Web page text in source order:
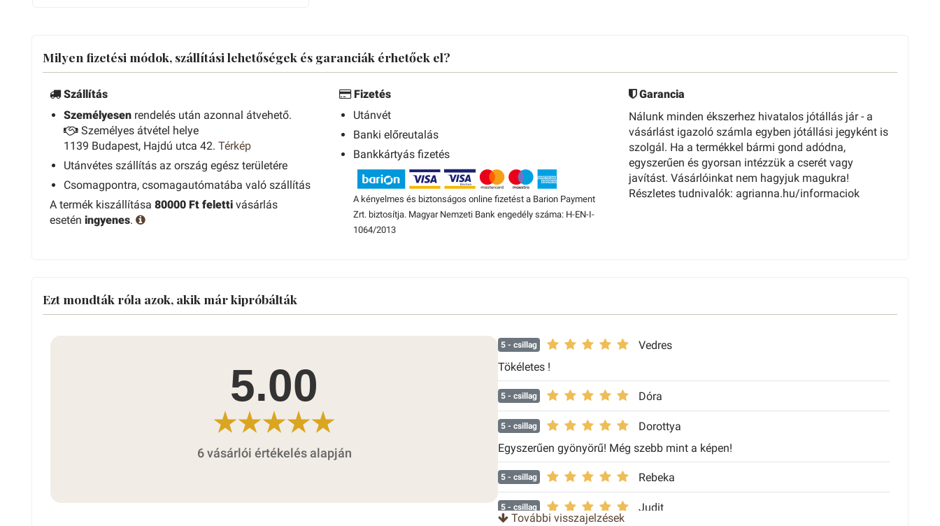
Milyen fizetési módok, szállítási lehetőségek és garanciák érhetőek el?
Szállítás
Személyesen rendelés után azonnal átvehető.
Személyes átvétel helye
1139 Budapest, Hajdú utca 42. Térkép
Utánvétes szállítás az ország egész területére
Csomagpontra, csomagautómatába való szállítás
A termék kiszállítása 80000 Ft feletti vásárlás
esetén ingyenes.
Fizetés
Utánvét
Banki előreutalás
Bankkártyás fizetés
A kényelmes és biztonságos online fizetést a Barion Payment
Zrt. biztosítja. Magyar Nemzeti Bank engedély száma: H-EN-I-
1064/2013
Garancia
Nálunk minden ékszerhez hivatalos jótállás jár - a
vásárlást igazoló számla egyben jótállási jegyként is
szolgál. Ha a termékkel bármi gond adódna,
egyszerűen és gyorsan intézzük a cserét vagy
javítást. Vásárlóinkat nem hagyjuk magukra!
Részletes tudnivalók: agrianna.hu/informaciok
Ezt mondták róla azok, akik már kipróbálták
5.00
6 vásárlói értékelés alapján
5 - csillag
Vedres
Tökéletes !
5 - csillag Dóra
5 - csillag
Dorottya
Egyszerűen gyönyörű! Még szebb mint a képen!
5 - csillag Rebeka
5 - csillag Judit
További visszajelzések